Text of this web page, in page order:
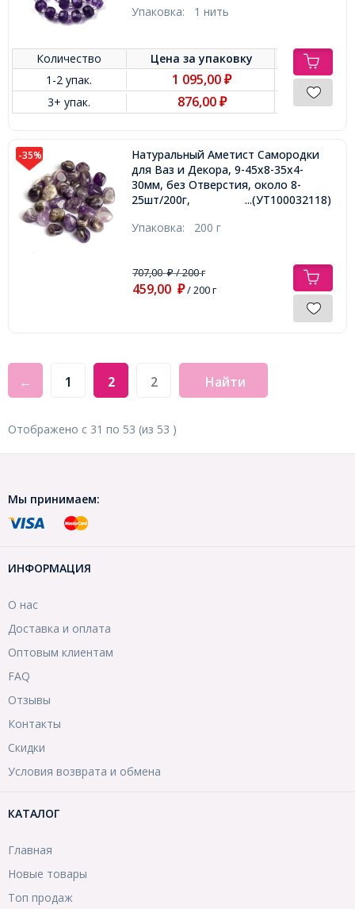
Упаковка: 1 нить
Количество Цена заупаковку
1-2 упак.
1 095,00₽
3+ упак. 876,00 ₽
-35%
Натуральный Аметист Самородки
для Ваз и Декора, 9-45x8-35x4-
30мм, без Отверстия, около 8-
25шт/200г,
...(УТ100032118)
Упаковка: 200 г
707,00₽/ 200 г
459,00 ₽/ 200 г
← 1 2 Найти
Отображено с 31 по 53 (из 53 )
Мы принимаем:
ИНФОРМАЦИЯ
О нас
Доставка и оплата
Оптовым клиентам
FAQ
Отзывы
Контакты
Скидки
Условия возврата и обмена
КАТАЛОГ
Главная
Новые товары
Топ продаж